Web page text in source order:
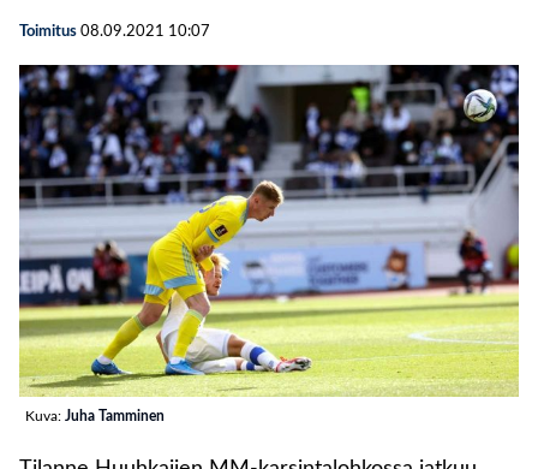
Toimitus 08.09.2021 10:07
Kuva: Juha Tamminen